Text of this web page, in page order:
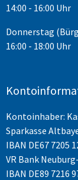
14:00 - 16:00 Uhr
Donnerstag
16:00 - 18:00 Uhr
Kontoinhaber:
Sparkasse
IBAN DE67 7205
VR Bank
IBAN DE89 7216